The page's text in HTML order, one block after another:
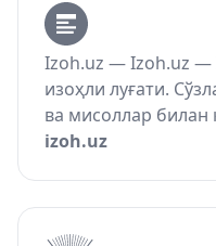
Izoh.uz — Izoh.uz —
изоҳли луғати.
ва мисоллар билан
izoh.uz